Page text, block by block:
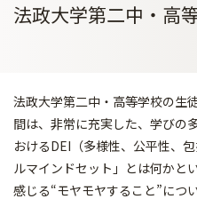
法政大学第二中・高
法政大学第二中・高等学校の生
間は、非常に充実した、学びの
おけるDEI（多様性、公平性、
ルマインドセット」とは何かと
感じる“モヤモヤすること”につ